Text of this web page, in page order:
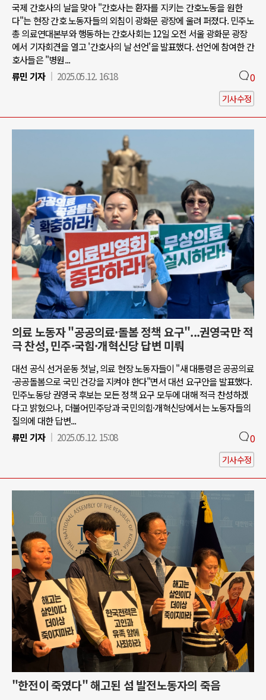
국제 간호사의 날을 맞아 "간호사는 환자를 지키는 간호노동을 원한
다"는 현장 간호 노동자들의 외침이 광화문 광장에 울려 퍼졌다. 민주노
총 의료연대본부와 행동하는 간호사회는 12일 오전 서울 광화문 광장
에서 기자회견을 열고 '간호사의 날 선언'을 발표했다. 선언에 참여한 간
호사들은 "병원...
류민 기자
2025.05.12. 16:18 0
기사수정
의료 노동자 "공공의료·돌봄 정책 요구"...권영국만 적
극 찬성, 민주·국힘·개혁신당 답변 미뤄
대선 공식 선거운동 첫날, 의료 현장 노동자들이 "새 대통령은 공공의료
·공공돌봄으로 국민 건강을 지켜야 한다"면서 대선 요구안을 발표했다.
민주노동당 권영국 후보는 모든 정책 요구 모두에 대해 적극 찬성하겠
다고 밝혔으나, 더불어민주당과 국민의힘·개혁신당에서는 노동자들의
질의에 대한 답변...
류민 기자
2025.05.12. 15:08 0
기사수정
"한전이 죽였다" 해고된 섬 발전노동자의 죽음